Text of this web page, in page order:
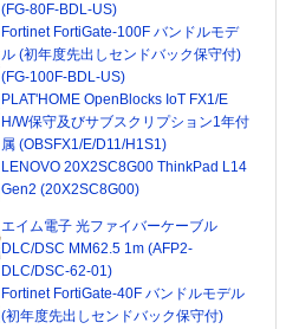
(FG-80F-BDL-US)
Fortinet FortiGate-100F バンドルモデ
ル (初年度先出しセンドバック保守付)
(FG-100F-BDL-US)
PLAT'HOME OpenBlocks IoT FX1/E
H/W保守及びサブスクリプション1年付
属 (OBSFX1/E/D11/H1S1)
LENOVO 20X2SC8G00 ThinkPad L14
Gen2 (20X2SC8G00)
エイム電子 光ファイバーケーブル
DLC/DSC MM62.5 1m (AFP2-
DLC/DSC-62-01)
Fortinet FortiGate-40F バンドルモデル
(初年度先出しセンドバック保守付)